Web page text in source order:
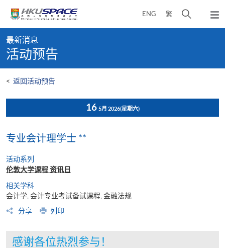
content
ENG 繁
开
弹
出
content
start
最新消息
活动预告
< 返回活动预告
16 5月 2026(星期六)
专业会计理学士 **
活动系列
伦敦大学课程 资讯日
相关学科
会计学, 会计专业考试备试课程, 金融法规
分享
列印
感谢各位热烈参与！